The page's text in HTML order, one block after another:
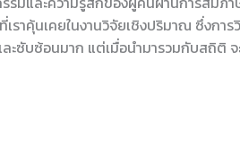
าคุ้นเคยในงานวิจัยเชิงปริมาณ ซึ่งการวิ
ะซับซ้อนมาก แต่เมื่อนำมารวมกับสถิติ จ